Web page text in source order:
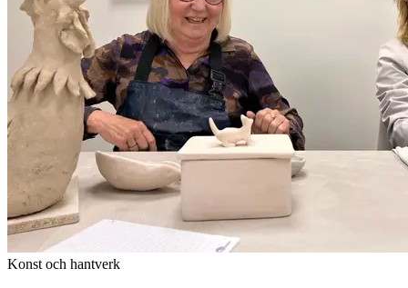
Konst och hantverk